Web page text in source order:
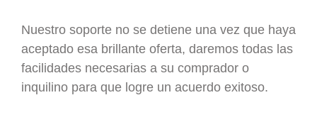
Nuestro soporte no se detiene una vez que haya
aceptado esa brillante oferta, daremos todas las
facilidades necesarias a su comprador o
inquilino para que logre un acuerdo exitoso.